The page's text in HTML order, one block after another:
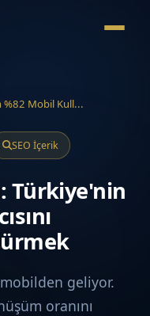
%82 Mobil Kull...
SEO İçerik
Türkiye'nin
geliyor.
oranını